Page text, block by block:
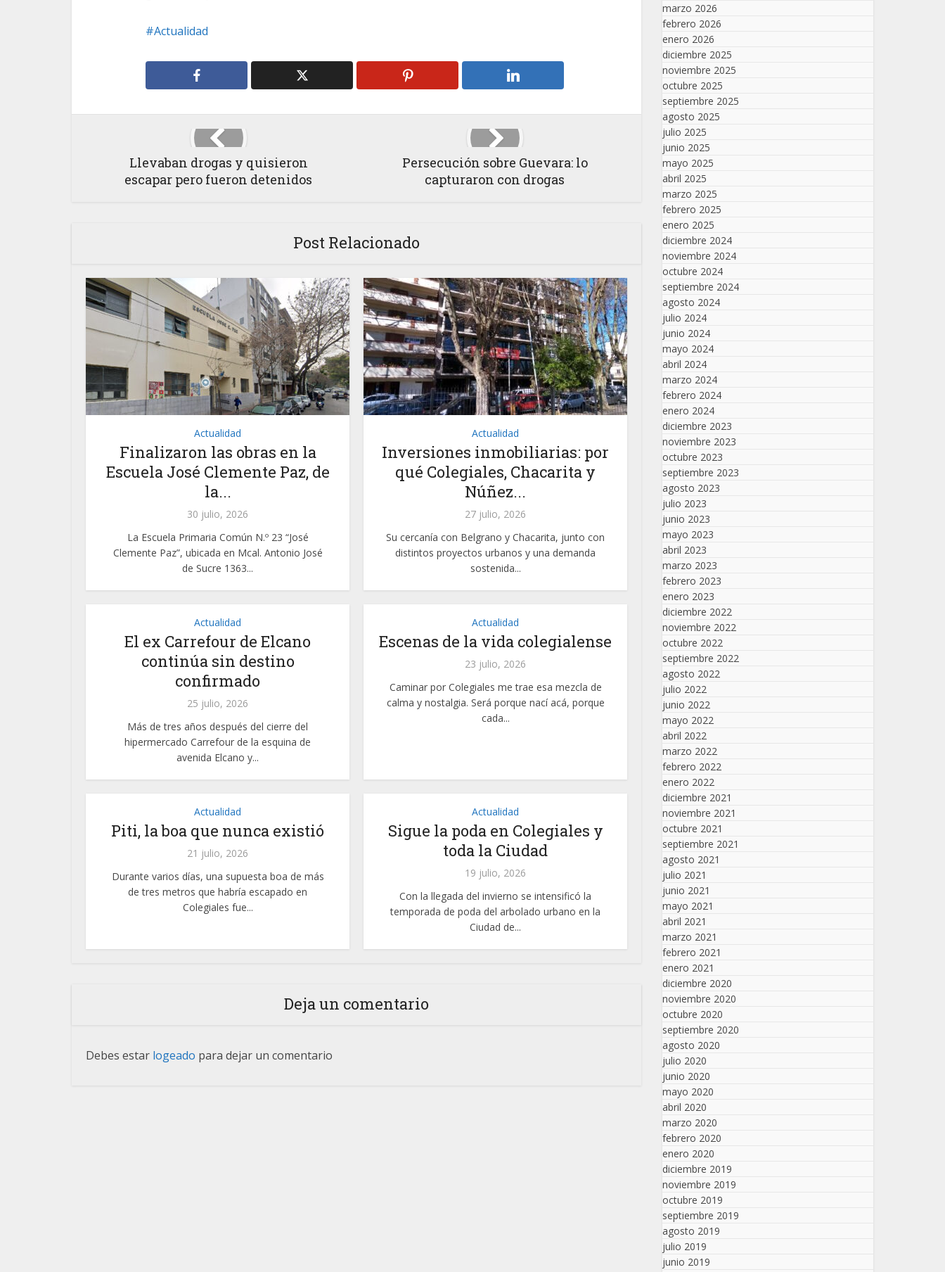
Actualidad
Llevaban drogas y quisieron
escapar pero fueron detenidos
Persecución sobre Guevara: lo
capturaron con drogas
Post Relacionado
Actualidad
Finalizaron las obras en la
Escuela José Clemente Paz, de
la...
30 julio, 2026
La Escuela Primaria Común N.º 23 “José
Clemente Paz”, ubicada en Mcal. Antonio José
de Sucre 1363...
Actualidad
Inversiones inmobiliarias: por
qué Colegiales, Chacarita y
Núñez...
27 julio, 2026
Su cercanía con Belgrano y Chacarita, junto con
distintos proyectos urbanos y una demanda
sostenida...
Actualidad
El ex Carrefour de Elcano
continúa sin destino
confirmado
25 julio, 2026
Más de tres años después del cierre del
hipermercado Carrefour de la esquina de
avenida Elcano y...
Actualidad
Escenas de la vida colegialense
23 julio, 2026
Caminar por Colegiales me trae esa mezcla de
calma y nostalgia. Será porque nací acá, porque
cada...
Actualidad
Piti, la boa que nunca existió
21 julio, 2026
Durante varios días, una supuesta boa de más
de tres metros que habría escapado en
Colegiales fue...
Actualidad
Sigue la poda en Colegiales y
toda la Ciudad
19 julio, 2026
Con la llegada del invierno se intensificó la
temporada de poda del arbolado urbano en la
Ciudad de...
Deja un comentario
Debes estar logeado para dejar un comentario
marzo 2026
febrero 2026
enero 2026
diciembre 2025
noviembre 2025
octubre 2025
septiembre 2025
agosto 2025
julio 2025
junio 2025
mayo 2025
abril 2025
marzo 2025
febrero 2025
enero 2025
diciembre 2024
noviembre 2024
octubre 2024
septiembre 2024
agosto 2024
julio 2024
junio 2024
mayo 2024
abril 2024
marzo 2024
febrero 2024
enero 2024
diciembre 2023
noviembre 2023
octubre 2023
septiembre 2023
agosto 2023
julio 2023
junio 2023
mayo 2023
abril 2023
marzo 2023
febrero 2023
enero 2023
diciembre 2022
noviembre 2022
octubre 2022
septiembre 2022
agosto 2022
julio 2022
junio 2022
mayo 2022
abril 2022
marzo 2022
febrero 2022
enero 2022
diciembre 2021
noviembre 2021
octubre 2021
septiembre 2021
agosto 2021
julio 2021
junio 2021
mayo 2021
abril 2021
marzo 2021
febrero 2021
enero 2021
diciembre 2020
noviembre 2020
octubre 2020
septiembre 2020
agosto 2020
julio 2020
junio 2020
mayo 2020
abril 2020
marzo 2020
febrero 2020
enero 2020
diciembre 2019
noviembre 2019
octubre 2019
septiembre 2019
agosto 2019
julio 2019
junio 2019